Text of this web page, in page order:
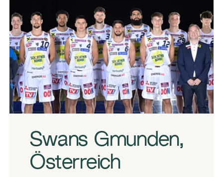
Swans Gmunden,
Österreich